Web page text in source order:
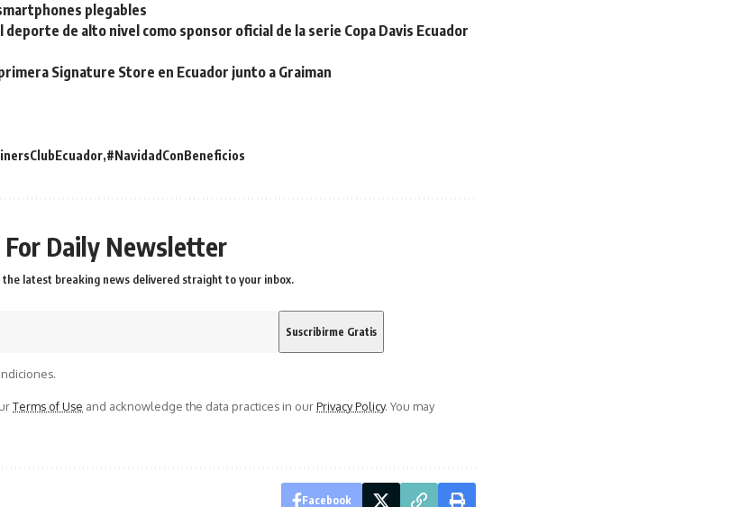
plegables
deporte de alto nivel como sponsor oficial de la serie Copa Davis Ecuador
Signature Store en Ecuador junto a Graiman
#NavidadConBeneficios
For Daily Newsletter
the latest breaking news delivered straight to your inbox.
Terms of Use and acknowledge the data practices in ourPrivacy Policy. You may
Facebook